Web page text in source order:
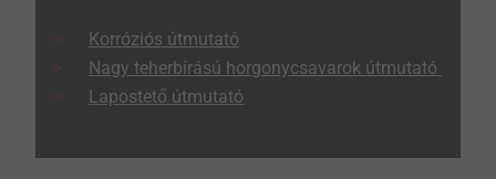
Korróziós útmutató
Nagy teherbírású horgonycsavarok útmutató
Lapostető útmutató